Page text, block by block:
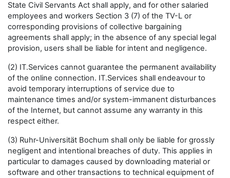
State Civil Servants Act shall apply, and for other salaried
employees and workers Section 3 (7) of the TV-L or
corresponding provisions of collective bargaining
agreements shall apply; in the absence of any special legal
provision, users shall be liable for intent and negligence.
(2) IT.Services cannot guarantee the permanent availability
of the online connection. IT.Services shall endeavour to
avoid temporary interruptions of service due to
maintenance times and/or system-immanent disturbances
of the Internet, but cannot assume any warranty in this
respect either.
(3) Ruhr-Universität Bochum shall only be liable for grossly
negligent and intentional breaches of duty. This applies in
particular to damages caused by downloading material or
software and other transactions to technical equipment of